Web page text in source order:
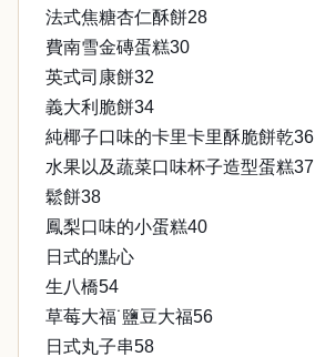
法式焦糖杏仁酥餅28
費南雪金磚蛋糕30
英式司康餅32
義大利脆餅34
純椰子口味的卡里卡里酥脆餅乾36
水果以及蔬菜口味杯子造型蛋糕37
鬆餅38
鳳梨口味的小蛋糕40
日式的點心
生八橋54
草莓大福˙鹽豆大福56
日式丸子串58